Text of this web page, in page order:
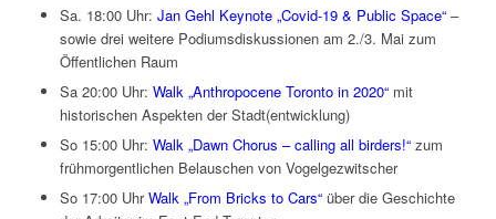
Sa. 18:00 Uhr: Jan Gehl Keynote „Covid-19 & Public Space“–
sowie drei weitere Podiumsdiskussionen am 2./3. Mai zum
Öffentlichen Raum
Sa 20:00 Uhr: Walk „Anthropocene Toronto in 2020“mit
historischen Aspekten der Stadt(entwicklung)
So 15:00 Uhr: Walk „Dawn Chorus – calling all birders!“zum
frühmorgentlichen Belauschen von Vogelgezwitscher
So 17:00 UhrWalk „From Bricks to Cars“über die Geschichte